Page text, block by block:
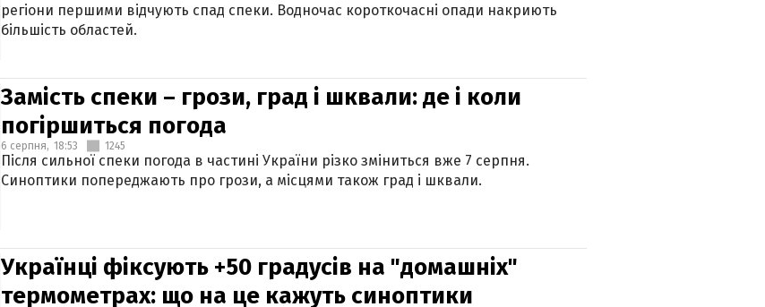
регіони першими відчують спад спеки. Водночас короткочасні опади накриють
більшість областей.
Замість спеки – грози, град і шквали: де і коли
погіршиться погода
6 серпня, 18:53 1245
Після сильної спеки погода в частині України різко зміниться вже 7 серпня.
Синоптики попереджають про грози, а місцями також град і шквали.
Українці фіксують +50 градусів на "домашніх"
термометрах: що на це кажуть синоптики